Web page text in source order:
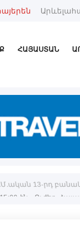
ՀԱՅԱՍՏԱՆ
13-րդ